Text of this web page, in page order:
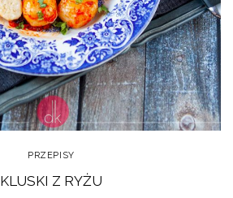
PRZEPISY
KLUSKI Z RYŻU